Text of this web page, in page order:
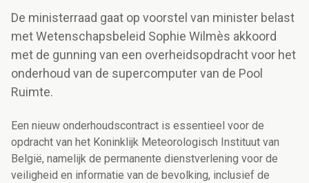
De ministerraad gaat op voorstel van minister belast
met Wetenschapsbeleid Sophie Wilmès akkoord
met de gunning van een overheidsopdracht voor het
onderhoud van de supercomputer van de Pool
Ruimte.
Een nieuw onderhoudscontract is essentieel voor de
opdracht van het Koninklijk Meteorologisch Instituut van
België, namelijk de permanente dienstverlening voor de
veiligheid en informatie van de bevolking, inclusief de